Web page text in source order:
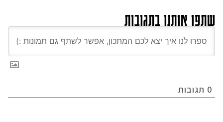
שתפו אותנו בתגובות
0 תגובות